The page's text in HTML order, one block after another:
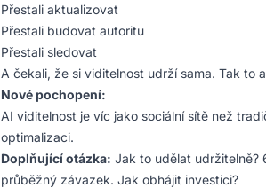
Přestali aktualizovat
Přestali budovat autoritu
Přestali sledovat
A čekali, že si viditelnost udrží sama. Tak to
Nové pochopení:
AI viditelnost je víc jako sociální sítě než
optimalizaci.
Doplňující otázka: Jak to udělat udržitelně?
průběžný závazek. Jak obhájit investici?